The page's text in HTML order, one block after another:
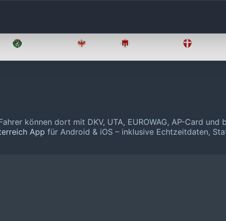
können dort mit DKV, UTA, EUROWAG, AP-Card und
App für Android & iOS – inklusive Echtzeitdaten,